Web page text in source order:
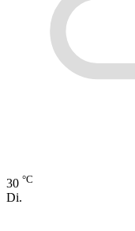
30 °C
Di.